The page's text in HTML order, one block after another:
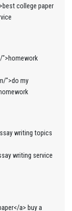
college paper
">homework
">do my
writing topics
writing service
a> buy a